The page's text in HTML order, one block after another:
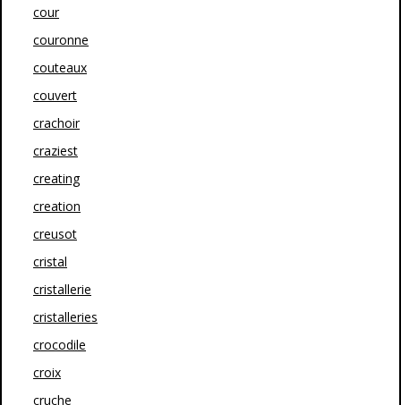
cour
couronne
couteaux
couvert
crachoir
craziest
creating
creation
creusot
cristal
cristallerie
cristalleries
crocodile
croix
cruche